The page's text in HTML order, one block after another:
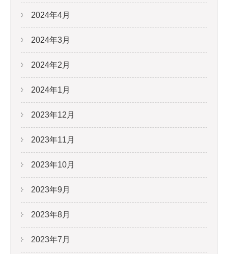
2024年4月
2024年3月
2024年2月
2024年1月
2023年12月
2023年11月
2023年10月
2023年9月
2023年8月
2023年7月